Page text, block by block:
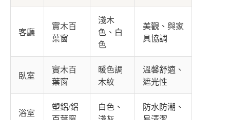
客廳
實木百
葉窗
淺木
色、白
色
美觀、與家
具協調
臥室
實木百
葉窗
暖色調
木紋
溫馨舒適、
遮光性
浴室
塑鋁/鋁
白色、
防水防潮、